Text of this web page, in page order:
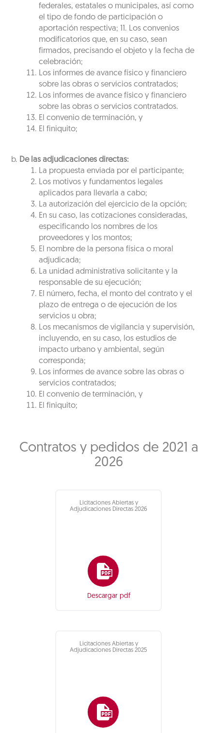
federales, estatales o municipales, así como
el tipo de fondo de participación o
aportación respectiva; 11. Los convenios
modificatorios que, en su caso, sean
firmados, precisando el objeto y la fecha de
celebración;
Los informes de avance físico y financiero
sobre las obras o servicios contratados;
Los informes de avance físico y financiero
sobre las obras o servicios contratados.
El convenio de terminación, y
El finiquito;
De las adjudicaciones directas:
La propuesta enviada por el participante;
Los motivos y fundamentos legales
aplicados para llevarla a cabo;
La autorización del ejercicio de la opción;
En su caso, las cotizaciones consideradas,
especificando los nombres de los
proveedores y los montos;
El nombre de la persona física o moral
adjudicada;
La unidad administrativa solicitante y la
responsable de su ejecución;
El número, fecha, el monto del contrato y el
plazo de entrega o de ejecución de los
servicios u obra;
Los mecanismos de vigilancia y supervisión,
incluyendo, en su caso, los estudios de
impacto urbano y ambiental, según
corresponda;
Los informes de avance sobre las obras o
servicios contratados;
El convenio de terminación, y
El finiquito;
Contratos y pedidos de 2021 a
2026
Licitaciones Abiertas y
Adjudicaciones Directas 2026
Descargar pdf
Licitaciones Abiertas y
Adjudicaciones Directas 2025